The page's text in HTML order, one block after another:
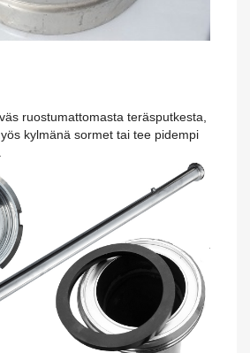
ruostumattomasta teräsputkesta,
kylmänä sormet tai tee pidempi